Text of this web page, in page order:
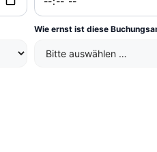
Wie ernst ist diese